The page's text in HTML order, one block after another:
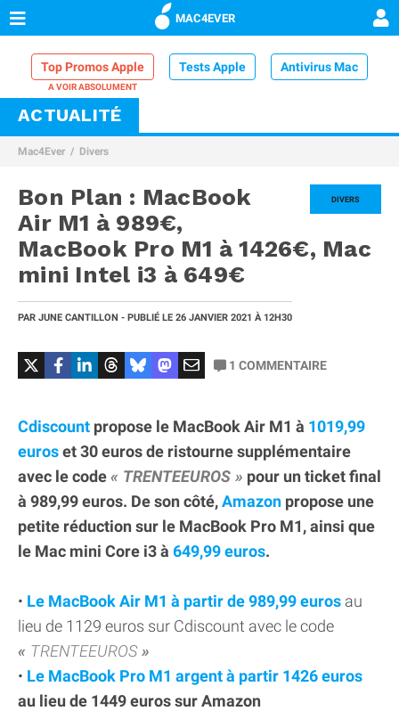
MAC4EVER
Top Promos Apple Tests Apple Antivirus Mac
VPN Mac
Comparatif iPhone
ACTUALITÉ
Mac4Ever Divers
DIVERS
Bon Plan : MacBook
Air M1 à 989€,
MacBook Pro M1 à 1426€, Mac
mini Intel i3 à 649€
PAR JUNE CANTILLON - PUBLIÉ LE 26 JANVIER 2021 À 12H30
1 COMMENTAIRE
Cdiscount propose le MacBook Air M1 à 1019,99
euroset 30 euros de ristourne supplémentaire
avec le code
TRENTEEUROS
pour un ticket final
à 989,99 euros. De son côté,Amazon propose une
petite réduction sur le MacBook Pro M1, ainsi que
le Mac mini Core i3 à 649,99 euros.
• Le MacBook Air M1 à partir de 989,99 euros au
lieu de 1129 euros sur Cdiscount avec le code
TRENTEEUROS
• Le MacBook Pro M1 argent à partir 1426 euros
au lieu de 1449 euros sur Amazon